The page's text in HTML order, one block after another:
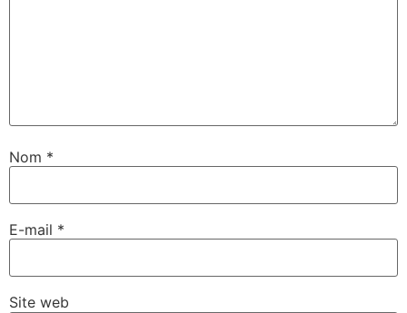
Nom *
E-mail *
Site web